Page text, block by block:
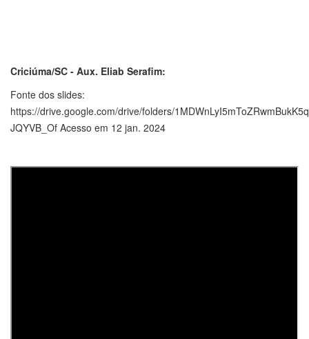
Criciúma/SC - Aux. Eliab Serafim:
Fonte dos slides:
https://drive.google.com/drive/folders/
JQYVB_Of Acesso em 12 jan. 2024